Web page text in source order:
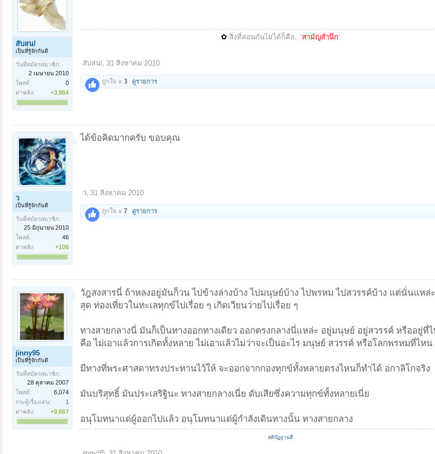
สับสน!
เป็นที่รู้จักกันดี
วันที่สมัครสมาชิก:
2 เมษายน 2010
โพสต์:
0
ค่าพลัง:
+3,984
✿ สิ่งที่สอนกันไม่ได้ก็คือ.. 'สามัญสำนึก'
สับสน!, 31 สิงหาคม 2010
ถูกใจ x 3 ดูรายการ
ว
เป็นที่รู้จักกันดี
วันที่สมัครสมาชิก:
25 มิถุนายน 2010
โพสต์:
46
ค่าพลัง:
+106
ได้ข้อคิดมากครับ ขอบคุณ
ว, 31 สิงหาคม 2010
ถูกใจ x 7 ดูรายการ
jinny95
เป็นที่รู้จักกันดี
วันที่สมัครสมาชิก:
28 ตุลาคม 2007
โพสต์:
6,074
กระทู้เรื่องเด่น:
1
ค่าพลัง:
+9,667
วัฎสงสารนี่ ถ้าหลงอยู่มันก็วน ไปข้างล่างบ้าง ไปมนุษย์บ้าง ไปพรหม ไปสวรรค์บ้าง แต่นั่นแหล่
สุด ท่องเที่ยวในทะเลทุกข์ไปเรื่อย ๆ เกิดเวียนว่ายไปเรื่อย ๆ
ทางสายกลางนี่ มันก็เป็นทางออกทางเดียว ออกตรงกลางนี่แหล่ะ อยู่มนุษย์ อยู่สวรรค์ หรืออยู่ที่
คือ ไม่เอาแล้วการเกิดทั้งหลาย ไม่เอาแล้วไม่ว่าจะเป็นอะไร มนุษย์ สวรรค์ หรือโลกพรหมที่ไหน
มีทางที่พระศาสดาทรงประทานไว้ให้ จะออกจากกองทุกข์ทั้งหลายตรงไหนก็ทำได้ อกาลิโกจริง
มันบริสุทธิ์ มันประเสริฐินะ ทางสายกลางเนี่ย ดับเสียซึ่งความทุกข์ทั้งหลายเนี่ย
อนุโมทนาแด่ผู้ออกไปแล้ว อนุโมทนาแด่ผู้กำลังเดินทางนั้น ทางสายกลาง
สติปัฏฐานสี่